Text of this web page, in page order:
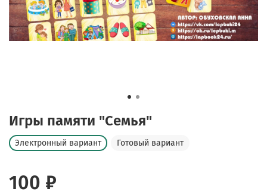
Игры памяти "Семья"
Электронный вариант Готовый вариант
100 ₽